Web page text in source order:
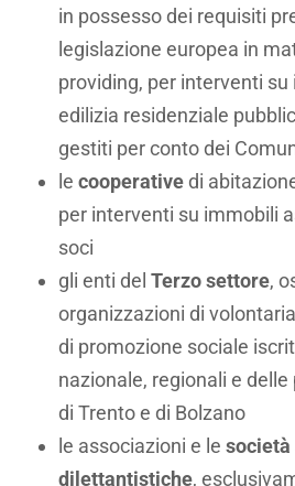
in possesso dei requisiti
legislazione europea in
providing, per interventi
edilizia residenziale
gestiti per conto dei
lecooperative di
per interventi su immobili
soci
gli enti delTerzo settore,
organizzazioni di
di promozione sociale
nazionale, regionali e
di Trento e di Bolzano
le associazioni e le
dilettantistiche,